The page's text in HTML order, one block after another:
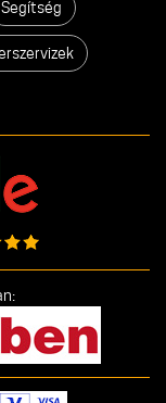
Segítség